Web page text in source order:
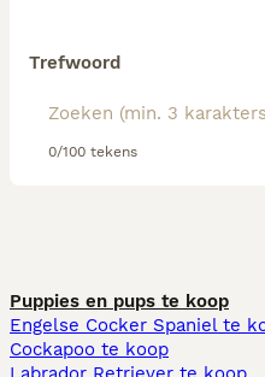
Trefwoord
0/100 tekens
Puppies en pups te koop
Engelse Cocker Spaniel te
Cockapoo te koop